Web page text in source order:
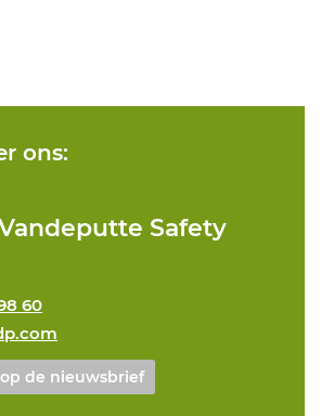
ons:
Safety
60
de nieuwsbrief